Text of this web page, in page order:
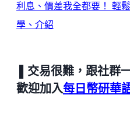
利息、價差我全都要！ 輕
學、介紹
▌交易很難，跟社群
歡迎加入每日幣研華